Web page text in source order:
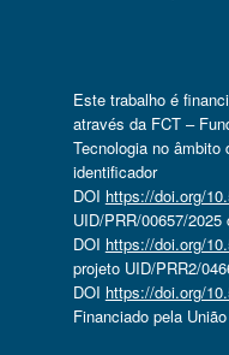
Este trabalho é
através da FCT –
Tecnologia no âmbito
identificador
DOI https://doi.org/
UID/PRR/00657/
DOI https://doi.org/
projeto UID/PRR2/
DOI https://doi.org/
Financiado pela